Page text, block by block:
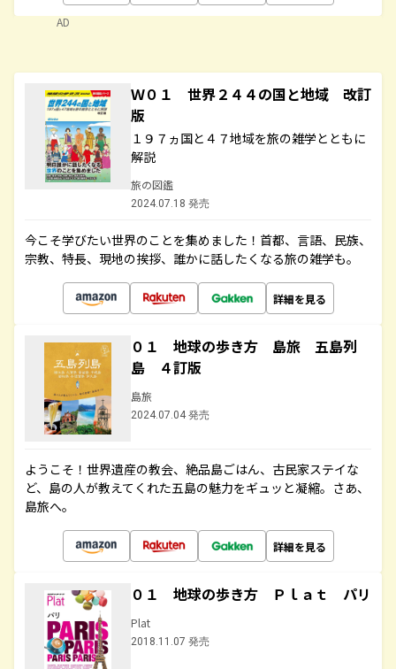
AD
Ｗ０１ 世界２４４の国と地域 改訂
版
１９７ヵ国と４７地域を旅の雑学とともに
解説
旅の図鑑
2024.07.18 発売
今こそ学びたい世界のことを集めました！首都、言語、民族、
宗教、特長、現地の挨拶、誰かに話したくなる旅の雑学も。
詳細を見る
０１ 地球の歩き方 島旅 五島列
島 ４訂版
島旅
2024.07.04 発売
ようこそ！世界遺産の教会、絶品島ごはん、古民家ステイな
ど、島の人が教えてくれた五島の魅力をギュッと凝縮。さあ、
島旅へ。
詳細を見る
０１ 地球の歩き方 Ｐｌａｔ パリ
Plat
2018.11.07 発売